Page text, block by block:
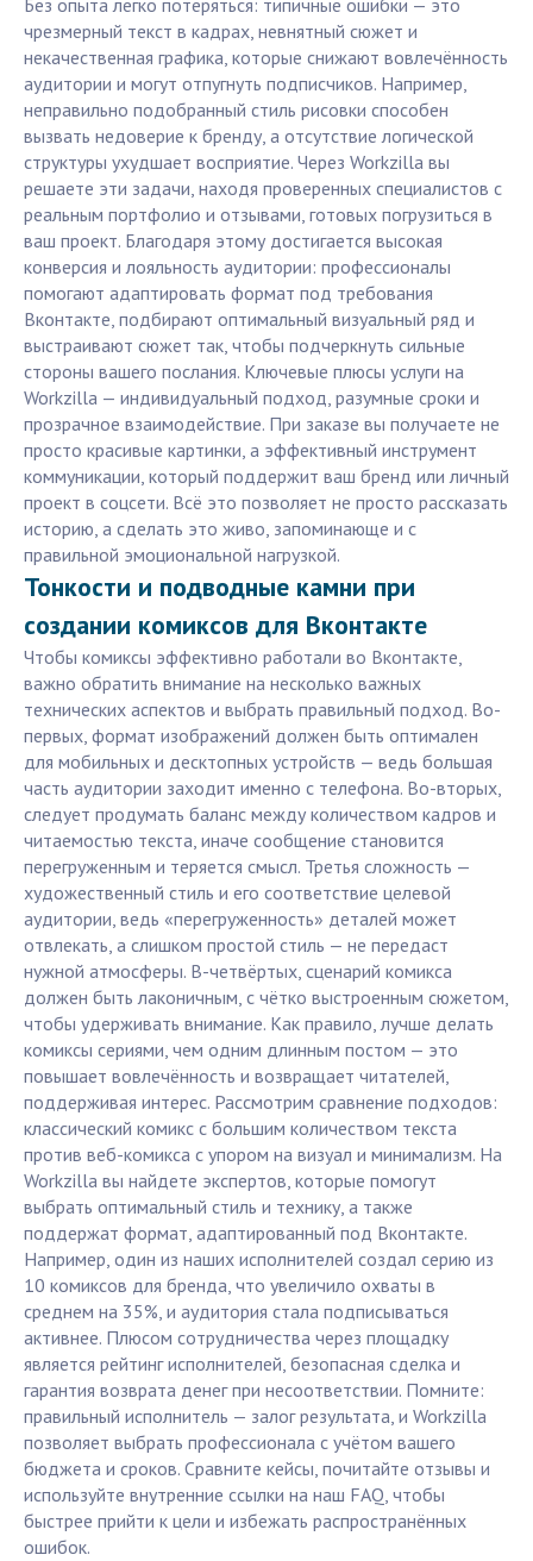
Без опыта легко потеряться: типичные ошибки — это
чрезмерный текст в кадрах, невнятный сюжет и
некачественная графика, которые снижают вовлечённость
аудитории и могут отпугнуть подписчиков. Например,
неправильно подобранный стиль рисовки способен
вызвать недоверие к бренду, а отсутствие логической
структуры ухудшает восприятие. Через Workzilla вы
решаете эти задачи, находя проверенных специалистов с
реальным портфолио и отзывами, готовых погрузиться в
ваш проект. Благодаря этому достигается высокая
конверсия и лояльность аудитории: профессионалы
помогают адаптировать формат под требования
Вконтакте, подбирают оптимальный визуальный ряд и
выстраивают сюжет так, чтобы подчеркнуть сильные
стороны вашего послания. Ключевые плюсы услуги на
Workzilla — индивидуальный подход, разумные сроки и
прозрачное взаимодействие. При заказе вы получаете не
просто красивые картинки, а эффективный инструмент
коммуникации, который поддержит ваш бренд или личный
проект в соцсети. Всё это позволяет не просто рассказать
историю, а сделать это живо, запоминающе и с
правильной эмоциональной нагрузкой.
Тонкости и подводные камни при
создании комиксов для Вконтакте
Чтобы комиксы эффективно работали во Вконтакте,
важно обратить внимание на несколько важных
технических аспектов и выбрать правильный подход. Во-
первых, формат изображений должен быть оптимален
для мобильных и десктопных устройств — ведь большая
часть аудитории заходит именно с телефона. Во-вторых,
следует продумать баланс между количеством кадров и
читаемостью текста, иначе сообщение становится
перегруженным и теряется смысл. Третья сложность —
художественный стиль и его соответствие целевой
аудитории, ведь «перегруженность» деталей может
отвлекать, а слишком простой стиль — не передаст
нужной атмосферы. В-четвёртых, сценарий комикса
должен быть лаконичным, с чётко выстроенным сюжетом,
чтобы удерживать внимание. Как правило, лучше делать
комиксы сериями, чем одним длинным постом — это
повышает вовлечённость и возвращает читателей,
поддерживая интерес. Рассмотрим сравнение подходов:
классический комикс с большим количеством текста
против веб-комикса с упором на визуал и минимализм. На
Workzilla вы найдете экспертов, которые помогут
выбрать оптимальный стиль и технику, а также
поддержат формат, адаптированный под Вконтакте.
Например, один из наших исполнителей создал серию из
10 комиксов для бренда, что увеличило охваты в
среднем на 35%, и аудитория стала подписываться
активнее. Плюсом сотрудничества через площадку
является рейтинг исполнителей, безопасная сделка и
гарантия возврата денег при несоответствии. Помните:
правильный исполнитель — залог результата, и Workzilla
позволяет выбрать профессионала с учётом вашего
бюджета и сроков. Сравните кейсы, почитайте отзывы и
используйте внутренние ссылки на наш FAQ, чтобы
быстрее прийти к цели и избежать распространённых
ошибок.